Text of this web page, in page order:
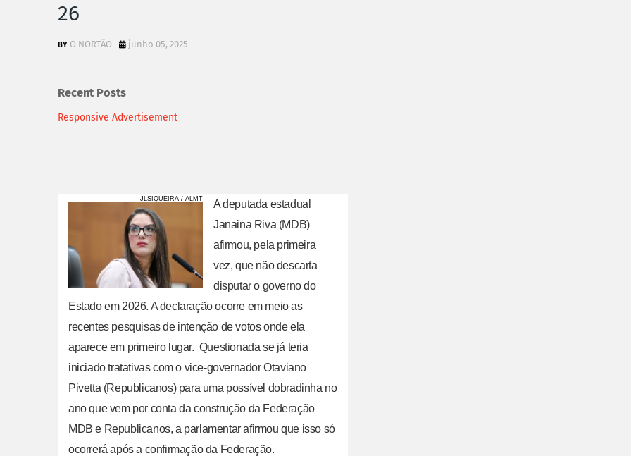
26
O NORTÃO junho 05, 2025
Recent Posts
Responsive Advertisement
JLSIQUEIRA / ALMT
A deputada estadual
Janaina Riva (MDB)
afirmou, pela primeira
vez, que não descarta
disputar o governo do
Estado em 2026. A declaração ocorre em meio as
recentes pesquisas de intenção de votos onde ela
aparece em primeiro lugar. Questionada se já teria
iniciado tratativas com o vice-governador Otaviano
Pivetta (Republicanos) para uma possível dobradinha no
ano que vem por conta da construção da Federação
MDB e Republicanos, a parlamentar afirmou que isso só
ocorrerá após a confirmação da Federação.